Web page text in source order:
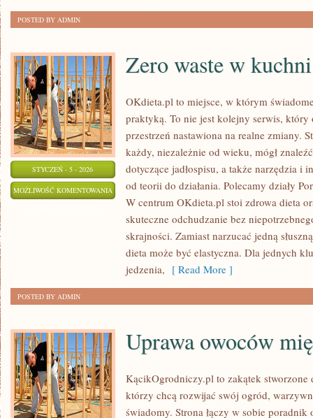
POSTED BY ADMIN
STYCZEŃ - 5 - 2026
MOŻLIWOŚĆ KOMENTOWANIA ZERO
WASTE
KUCHNI
Zero waste w kuchni
OKdieta.pl to miejsce, w którym
praktyką. To nie jest kolejny serwis,
przestrzeń nastawiona na realne zmiany.
każdy, niezależnie od wieku, mógł
dotyczące jadłospisu, a także narzędzia i
od teorii do działania. Polecamy działy
W centrum OKdieta.pl stoi zdrowa dieta
skuteczne odchudzanie bez
skrajności. Zamiast narzucać jedną
dieta może być elastyczna. Dla jednych
jedzenia, [ Read More ]
POSTED BY ADMIN
Uprawa owoców
KącikOgrodniczy.pl to zakątek
którzy chcą rozwijać swój ogród,
świadomy. Strona łączy w sobie